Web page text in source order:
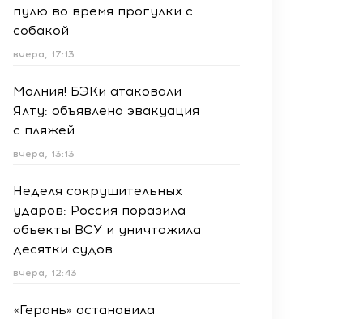
пулю во время прогулки с
собакой
вчера, 17:13
Молния! БЭКи атаковали
Ялту: объявлена эвакуация
с пляжей
вчера, 13:13
Неделя сокрушительных
ударов: Россия поразила
объекты ВСУ и уничтожила
десятки судов
вчера, 12:43
«Герань» остановила